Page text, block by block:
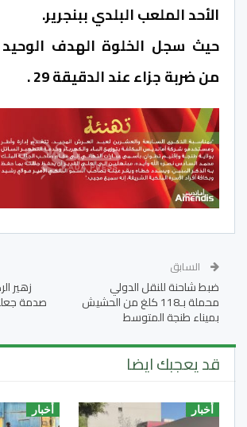
الأحد الملعب البلدي ببنجرير.
حيث سجل الخلوة الهدف الوحيد
من ضربة جزاء عند الدقيقة 29 .
السابق
ضبط شاحنة للنقل الدولي
محملة بـ118 كلغ من الحشيش
بميناء طنجة المتوسط
زهير
قد يعجبك ايضا
أخبار أخبار